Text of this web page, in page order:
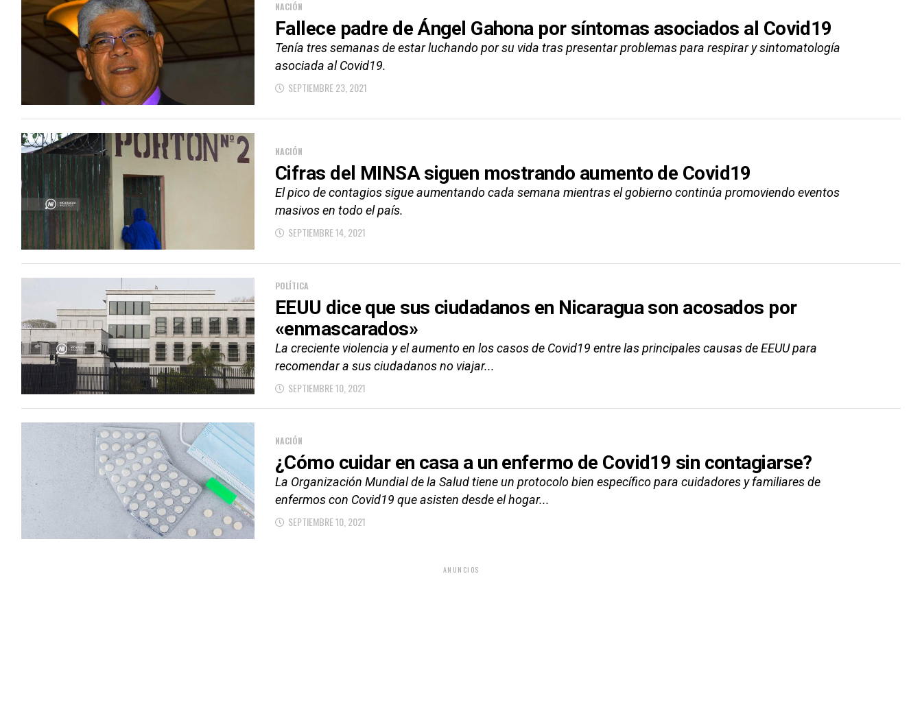
NACIÓN
Fallece padre de Ángel Gahona por síntomas asociados al Covid19
Tenía tres semanas de estar luchando por su vida tras presentar problemas para respirar y sintomatología
asociada al Covid19.
SEPTIEMBRE 23, 2021
NACIÓN
Cifras del MINSA siguen mostrando aumento de Covid19
El pico de contagios sigue aumentando cada semana mientras el gobierno continúa promoviendo eventos
masivos en todo el país.
SEPTIEMBRE 14, 2021
POLÍTICA
EEUU dice que sus ciudadanos en Nicaragua son acosados por
«enmascarados»
La creciente violencia y el aumento en los casos de Covid19 entre las principales causas de EEUU para
recomendar a sus ciudadanos no viajar...
SEPTIEMBRE 10, 2021
NACIÓN
¿Cómo cuidar en casa a un enfermo de Covid19 sin contagiarse?
La Organización Mundial de la Salud tiene un protocolo bien específico para cuidadores y familiares de
enfermos con Covid19 que asisten desde el hogar...
SEPTIEMBRE 10, 2021
ANUNCIOS